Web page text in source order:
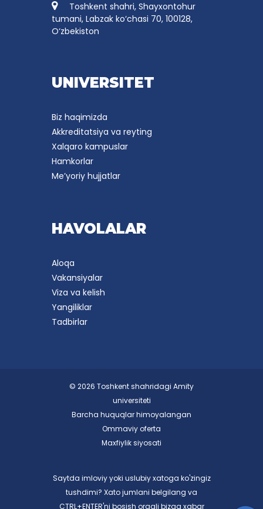
Toshkent shahri, Shayxontohur
tumani, Labzak ko‘chasi 70, 100128,
O‘zbekiston
UNIVERSITET
Biz haqimizda
Akkreditatsiya va reyting
Xalqaro kampuslar
Hamkorlar
Me’yoriy hujjatlar
HAVOLALAR
Aloqa
Vakansiyalar
Viza va kelish
Yangiliklar
Tadbirlar
© 2026 Toshkent shahridagi Amity
universiteti
Barcha huquqlar himoyalangan
Ommaviy oferta
Maxfiylik siyosati
Saytda imloviy yoki uslubiy xatoga ko'zingiz
tushdimi? Xato jumlani belgilang va
CTRL+ENTER'ni bosish orqali bizga xabar